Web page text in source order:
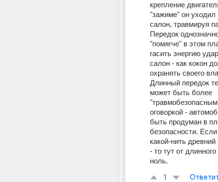
крепление
"зажиме" он уходил
салон, травмируя
Передок
"помягче" в этом
гасить энергию
салон - как кокон
охранять своего
Длинный передок
может быть более
оговоркой -
быть продуман в
безопасности.
какой-нить древний
- то тут от
ноль.
1